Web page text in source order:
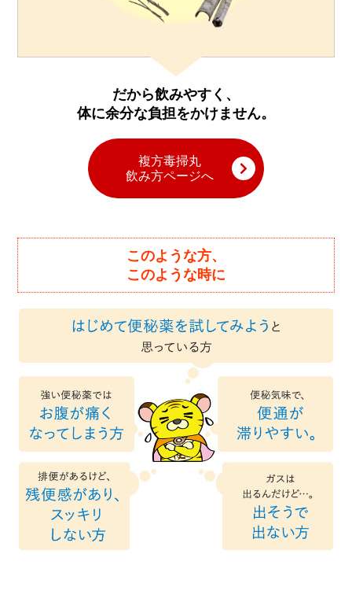
だから飲みやすく、
体に余分な負担をかけません。
複方毒掃丸
飲み方ページへ
このような方、
このような時に